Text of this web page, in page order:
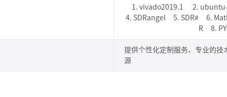
1. vivado2019.1 2.
4. SDRangel 5. SDR# 6.
R 8.
提供个性化定制服务、专业的技
源